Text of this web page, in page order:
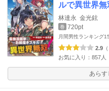
ルで異世界無
林達永 金光鉉
巻 720pt
月間男性ランキング
2.9
お気に入り：857人
あら